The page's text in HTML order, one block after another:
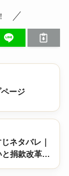
ージ
ネタバレ｜
捐款改革へ